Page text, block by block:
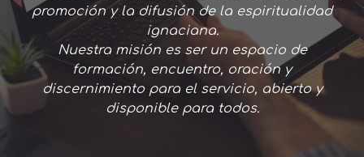
promoción y la difusión de la espiritualidad
ignaciana.
Nuestra misión es ser un espacio de
formación, encuentro, oración y
discernimiento para el servicio, abierto y
disponible para todos.